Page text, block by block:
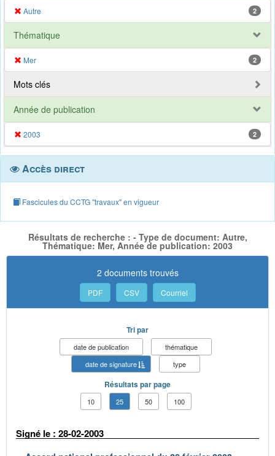
Autre 2
Thématique
Mer 2
Mots clés
Année de publication
2003 2
Accès direct
Fascicules du CCTG "travaux" en vigueur
Résultats de recherche : - Type de document: Autre,
Thématique: Mer, Année de publication: 2003
2 documents trouvés
PDF CSV Courriel
Tri par
date de publication
thématique
date de signature
type
Résultats par page
10 25 50 100
Signé le : 28-02-2003